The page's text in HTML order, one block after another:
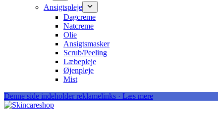
Ansigtspleje
Dagcreme
Natcreme
Olie
Ansigtsmasker
Scrub/Peeling
Læbepleje
Øjenpleje
Mist
Denne side indeholder reklamelinks · Læs mere